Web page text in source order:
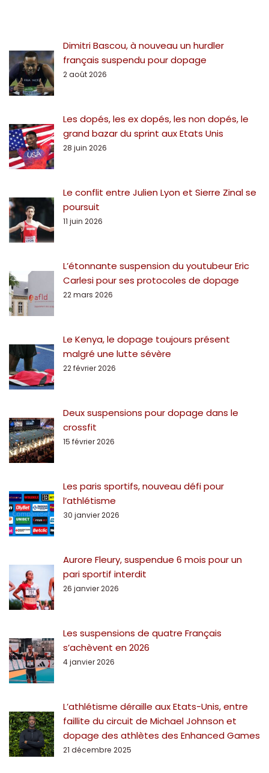
Dimitri Bascou, à nouveau un hurdler
français suspendu pour dopage
2 août 2026
Les dopés, les ex dopés, les non dopés, le
grand bazar du sprint aux Etats Unis
28 juin 2026
Le conflit entre Julien Lyon et Sierre Zinal se
poursuit
11 juin 2026
L’étonnante suspension du youtubeur Eric
Carlesi pour ses protocoles de dopage
22 mars 2026
Le Kenya, le dopage toujours présent
malgré une lutte sévère
22 février 2026
Deux suspensions pour dopage dans le
crossfit
15 février 2026
Les paris sportifs, nouveau défi pour
l’athlétisme
30 janvier 2026
Aurore Fleury, suspendue 6 mois pour un
pari sportif interdit
26 janvier 2026
Les suspensions de quatre Français
s’achèvent en 2026
4 janvier 2026
L’athlétisme déraille aux Etats-Unis, entre
faillite du circuit de Michael Johnson et
dopage des athlètes des Enhanced Games
21 décembre 2025